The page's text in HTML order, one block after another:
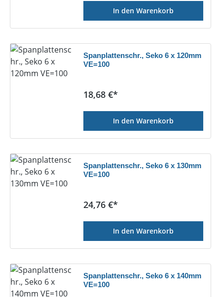
In den Warenkorb
Spanplattenschr., Seko 6 x 120mm
VE=100
Regulärer Preis:
18,68 €*
In den Warenkorb
Spanplattenschr., Seko 6 x 130mm
VE=100
Regulärer Preis:
24,76 €*
In den Warenkorb
Spanplattenschr., Seko 6 x 140mm
VE=100